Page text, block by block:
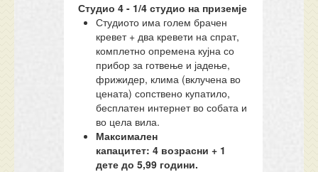
Студио 4 - 1/4студио на приземје
Студиото има голем брачен
кревет + два кревети на спрат,
комплетно опремена кујна со
прибор за готвење и јадење,
фрижидер, клима (вклучена во
цената) сопствено купатило,
бесплатен интернет во собата и
во цела вила.
Максимален
капацитет:4 возрасни + 1
дете до 5,99 години.